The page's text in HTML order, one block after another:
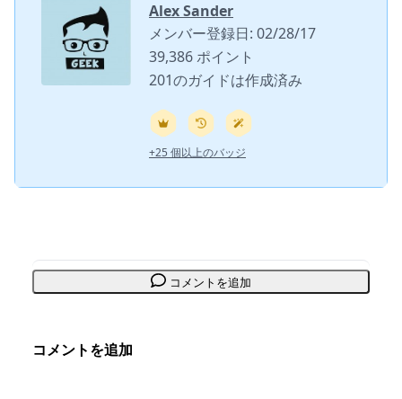
Alex Sander
メンバー登録日: 02/28/17
39,386 ポイント
201のガイドは作成済み
+25 個以上のバッジ
コメントを追加
コメントを追加